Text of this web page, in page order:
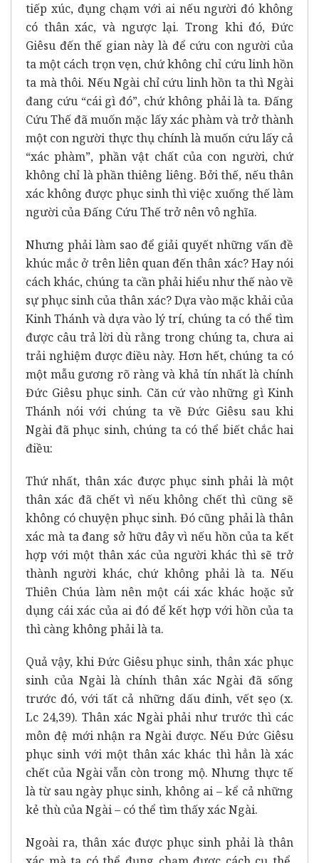
tiếp xúc, đụng chạm với ai nếu người đó không
có thân xác, và ngược lại. Trong khi đó, Đức
Giêsu đến thế gian này là để cứu con người của
ta một cách trọn vẹn, chứ không chỉ cứu linh hồn
ta mà thôi. Nếu Ngài chỉ cứu linh hồn ta thì Ngài
đang cứu “cái gì đó”, chứ không phải là ta. Đấng
Cứu Thế đã muốn mặc lấy xác phàm và trở thành
một con người thực thụ chính là muốn cứu lấy cả
“xác phàm”, phần vật chất của con người, chứ
không chỉ là phần thiêng liêng. Bởi thế, nếu thân
xác không được phục sinh thì việc xuống thế làm
người của Đấng Cứu Thế trở nên vô nghĩa.
Nhưng phải làm sao để giải quyết những vấn đề
khúc mắc ở trên liên quan đến thân xác? Hay nói
cách khác, chúng ta cần phải hiểu như thế nào về
sự phục sinh của thân xác? Dựa vào mặc khải của
Kinh Thánh và dựa vào lý trí, chúng ta có thể tìm
được câu trả lời dù rằng trong chúng ta, chưa ai
trải nghiệm được điều này. Hơn hết, chúng ta có
một mẫu gương rõ ràng và khả tín nhất là chính
Đức Giêsu phục sinh. Căn cứ vào những gì Kinh
Thánh nói với chúng ta về Đức Giêsu sau khi
Ngài đã phục sinh, chúng ta có thể biết chắc hai
điều:
Thứ nhất, thân xác được phục sinh phải là một
thân xác đã chết vì nếu không chết thì cũng sẽ
không có chuyện phục sinh. Đó cũng phải là thân
xác mà ta đang sở hữu đây vì nếu hồn của ta kết
hợp với một thân xác của người khác thì sẽ trở
thành người khác, chứ không phải là ta. Nếu
Thiên Chúa làm nên một cái xác khác hoặc sử
dụng cái xác của ai đó để kết hợp với hồn của ta
thì càng không phải là ta.
Quả vậy, khi Đức Giêsu phục sinh, thân xác phục
sinh của Ngài là chính thân xác Ngài đã sống
trước đó, với tất cả những dấu đinh, vết sẹo (x.
Lc 24,39). Thân xác Ngài phải như trước thì các
môn đệ mới nhận ra Ngài được. Nếu Đức Giêsu
phục sinh với một thân xác khác thì hẳn là xác
chết của Ngài vẫn còn trong mộ. Nhưng thực tế
là từ sau ngày phục sinh, không ai – kể cả những
kẻ thù của Ngài – có thể tìm thấy xác Ngài.
Ngoài ra, thân xác được phục sinh phải là thân